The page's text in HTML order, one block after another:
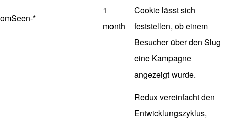
omSeen-*
1
month
Cookie lässt sich
feststellen, ob einem
Besucher über den Slug
eine Kampagne
angezeigt wurde.
Redux vereinfacht den
Entwicklungszyklus,